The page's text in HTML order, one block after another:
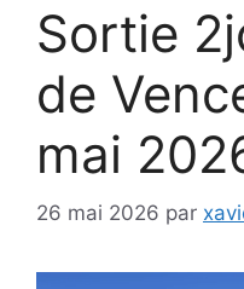
Sortie
de
mai
26 mai 2026 par